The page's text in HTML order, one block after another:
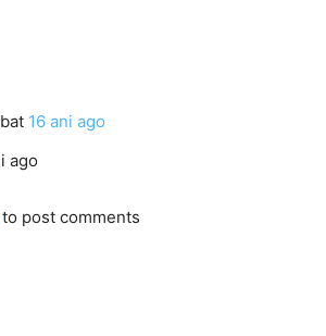
16 ani ago
ago
to post comments